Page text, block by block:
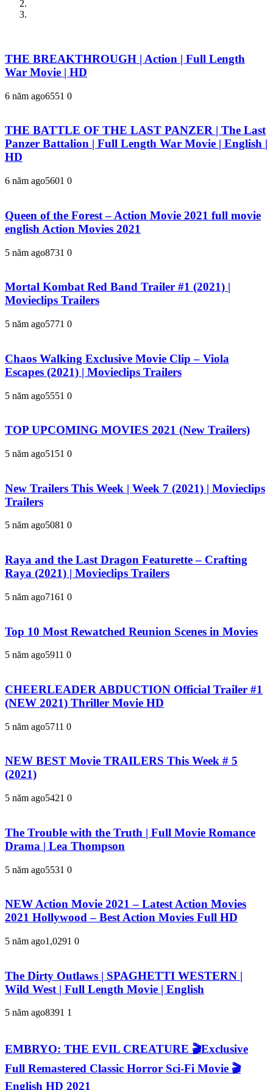
THE BREAKTHROUGH | Action | Full Length
War Movie | HD
6 năm ago6551 0
THE BATTLE OF THE LAST PANZER | The Last
Panzer Battalion | Full Length War Movie | English |
HD
6 năm ago5601 0
Queen of the Forest – Action Movie 2021 full movie
english Action Movies 2021
5 năm ago8731 0
Mortal Kombat Red Band Trailer #1 (2021) |
Movieclips Trailers
5 năm ago5771 0
Chaos Walking Exclusive Movie Clip – Viola
Escapes (2021) | Movieclips Trailers
5 năm ago5551 0
TOP UPCOMING MOVIES 2021 (New Trailers)
5 năm ago5151 0
New Trailers This Week | Week 7 (2021) | Movieclips
Trailers
5 năm ago5081 0
Raya and the Last Dragon Featurette – Crafting
Raya (2021) | Movieclips Trailers
5 năm ago7161 0
Top 10 Most Rewatched Reunion Scenes in Movies
5 năm ago5911 0
CHEERLEADER ABDUCTION Official Trailer #1
(NEW 2021) Thriller Movie HD
5 năm ago5711 0
NEW BEST Movie TRAILERS This Week # 5
(2021)
5 năm ago5421 0
The Trouble with the Truth | Full Movie Romance
Drama | Lea Thompson
5 năm ago5531 0
NEW Action Movie 2021 – Latest Action Movies
2021 Hollywood – Best Action Movies Full HD
5 năm ago1,0291 0
The Dirty Outlaws | SPAGHETTI WESTERN |
Wild West | Full Length Movie | English
5 năm ago8391 1
EMBRYO: THE EVIL CREATURE 🎬Exclusive
Full Remastered Classic Horror Sci-Fi Movie 🎬
English HD 2021